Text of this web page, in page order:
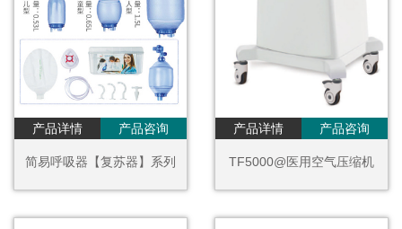
产品详情 产品咨询
简易呼吸器【复苏器】系列
产品详情 产品咨询
TF5000@医用空气压缩机